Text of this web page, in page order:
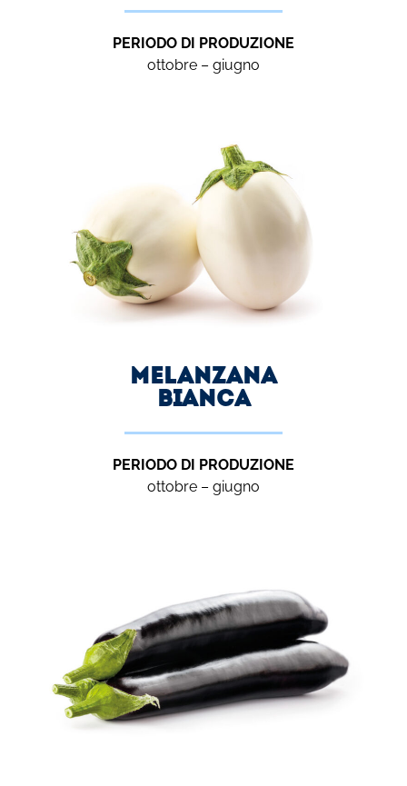
PERIODO DI PRODUZIONE
ottobre – giugno
melanzana
bianca
PERIODO DI PRODUZIONE
ottobre – giugno